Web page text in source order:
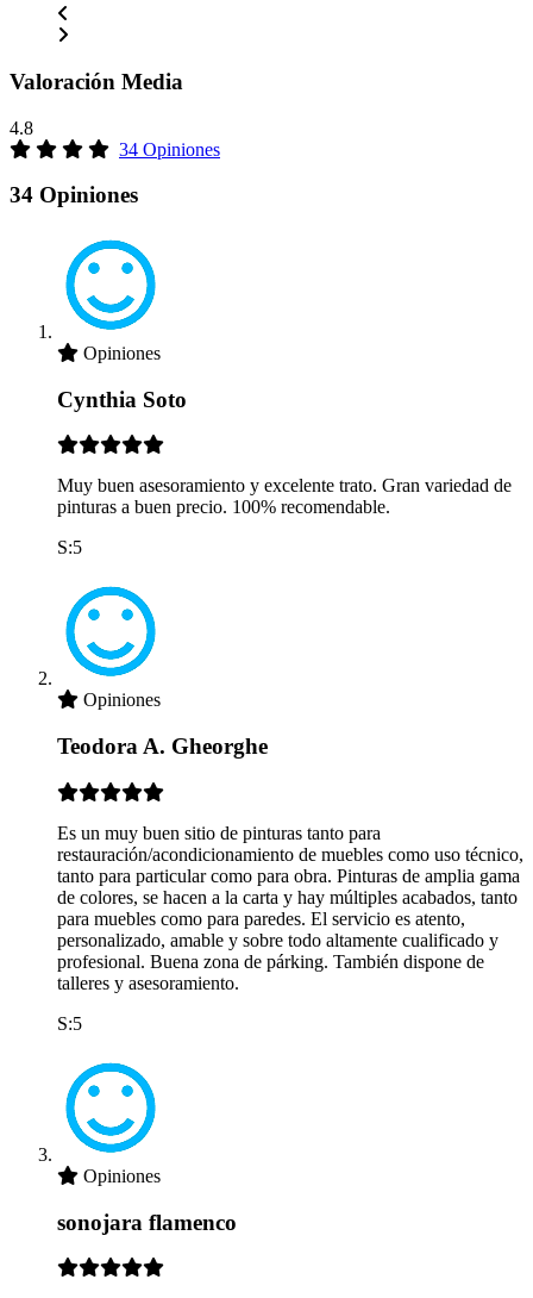
Valoración Media
4.8
34 Opiniones
34 Opiniones
Opiniones
Cynthia Soto
Muy buen asesoramiento y excelente trato. Gran variedad de
pinturas a buen precio. 100% recomendable.
S:5
Opiniones
Teodora A. Gheorghe
Es un muy buen sitio de pinturas tanto para
restauración/acondicionamiento de muebles como uso técnico,
tanto para particular como para obra. Pinturas de amplia gama
de colores, se hacen a la carta y hay múltiples acabados, tanto
para muebles como para paredes. El servicio es atento,
personalizado, amable y sobre todo altamente cualificado y
profesional. Buena zona de párking. También dispone de
talleres y asesoramiento.
S:5
Opiniones
sonojara flamenco